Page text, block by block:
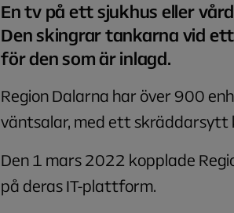
En tv på ett sjukhus eller
Den skingrar tankarna vid
för den som är inlagd.
Region Dalarna har över 900
väntsalar, med ett skräddarsytt
Den 1 mars 2022 kopplade
på deras IT-plattform.